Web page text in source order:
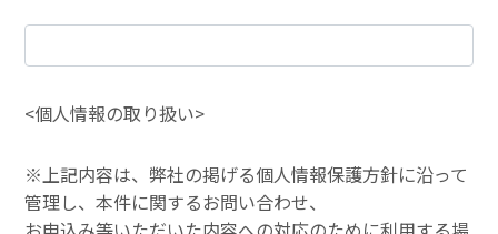
<個人情報の取り扱い>
※上記内容は、弊社の掲げる個人情報保護方針に沿って
管理し、本件に関するお問い合わせ、